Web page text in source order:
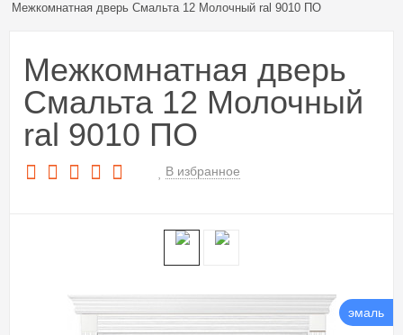
Межкомнатная дверь Смальта 12 Молочный ral 9010 ПО
Межкомнатная дверь
Смальта 12 Молочный
ral 9010 ПО
В избранное
эмаль